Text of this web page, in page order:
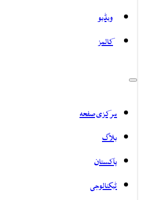
ویڈیو
کالمز
مرکزی صفحہ
بلاگ
پاکستان
ٹیکنالوجی